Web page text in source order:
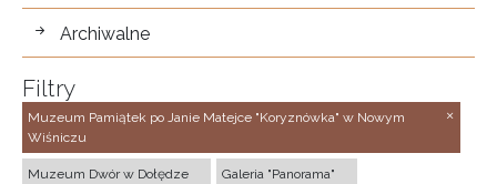
Archiwalne
Filtry
Muzeum Pamiątek po Janie Matejce "Koryznówka" w Nowym
Wiśniczu
Muzeum Dwór w Dołędze Galeria "Panorama"